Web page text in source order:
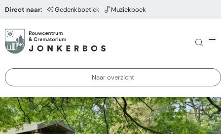
Direct naar: Gedenkboetiek Muziekboek
Naar overzicht